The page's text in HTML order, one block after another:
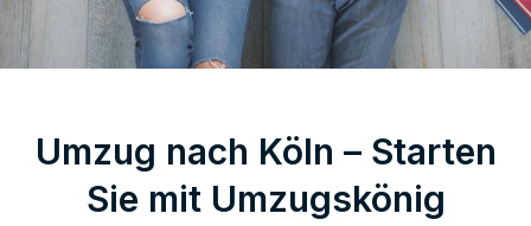
Umzug nach Köln – Starten
Sie mit Umzugskönig